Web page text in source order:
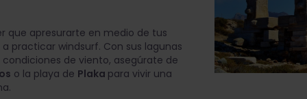
que apresurarte en medio de tus
practicar windsurf. Con sus lagunas
de viento, asegúrate de
o la playa de Plaka para vivir una